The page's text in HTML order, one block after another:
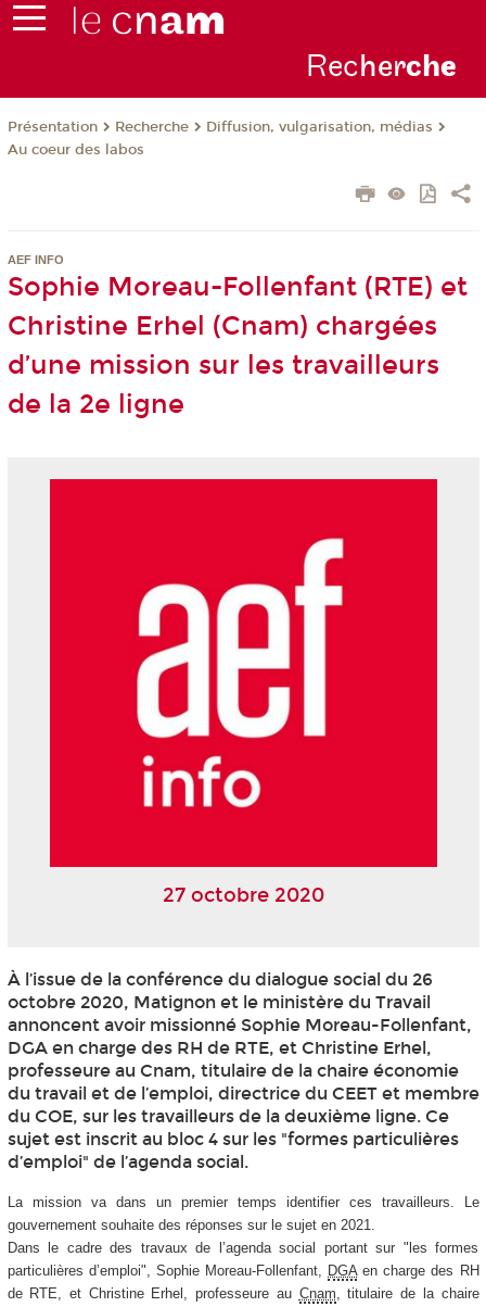
Recherche
Présentation Recherche
Diffusion, vulgarisation, médias
Au coeur des labos
AEF INFO
Sophie Moreau-Follenfant (RTE) et
Christine Erhel (Cnam) chargées
d’une mission sur les travailleurs
de la 2e ligne
27 octobre 2020
À l’issue de la conférence du dialogue social du 26
octobre 2020, Matignon et le ministère du Travail
annoncent avoir missionné Sophie Moreau-Follenfant,
DGA en charge des RH de RTE, et Christine Erhel,
professeure au Cnam, titulaire de la chaire économie
du travail et de l’emploi, directrice du CEET et membre
du COE, sur les travailleurs de la deuxième ligne. Ce
sujet est inscrit au bloc 4 sur les "formes particulières
d’emploi" de l’agenda social.
La mission va dans un premier temps identifier ces travailleurs. Le
gouvernement souhaite des réponses sur le sujet en 2021.
Dans le cadre des travaux de l’agenda social portant sur "les formes
particulières d’emploi", Sophie Moreau-Follenfant, DGAen charge des RH
de RTE, et Christine Erhel, professeure au Cnam, titulaire de la chaire